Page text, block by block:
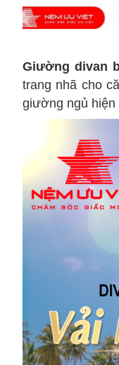
Giường divan
trang nhã cho
giường ngủ hiện